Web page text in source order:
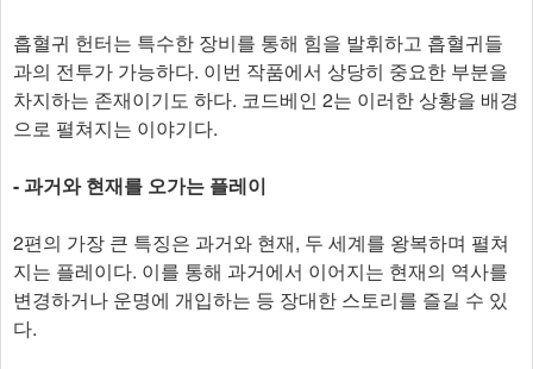
흡혈귀 헌터는 특수한 장비를 통해 힘을 발휘하고 흡혈귀들
과의 전투가 가능하다. 이번 작품에서 상당히 중요한 부분을
차지하는 존재이기도 하다. 코드베인 2는 이러한 상황을 배경
으로 펼쳐지는 이야기다.
- 과거와 현재를 오가는 플레이
2편의 가장 큰 특징은 과거와 현재, 두 세계를 왕복하며 펼쳐
지는 플레이다. 이를 통해 과거에서 이어지는 현재의 역사를
변경하거나 운명에 개입하는 등 장대한 스토리를 즐길 수 있
다.